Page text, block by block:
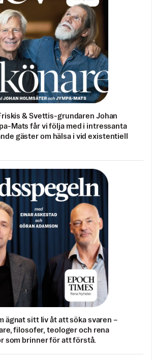
Friskis & Svettis-grundaren Johan
Mats får vi följa med i intressanta
gäster om hälsa i vid existentiell
ägnat sitt liv åt att söka svaren –
filosofer, teologer och rena
som brinner för att förstå.